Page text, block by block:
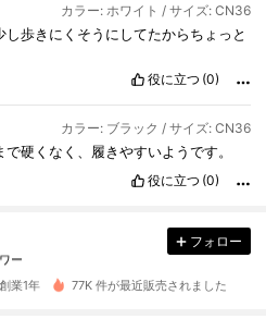
カラー: ホワイト / サイズ: CN36
歩きにくそうにしてたからちょっと
役に立つ (0)
カラー: ブラック / サイズ: CN36
硬くなく、履きやすいようです。
役に立つ (0)
しました
フォロー
創業1年 77K 件が最近販売されました